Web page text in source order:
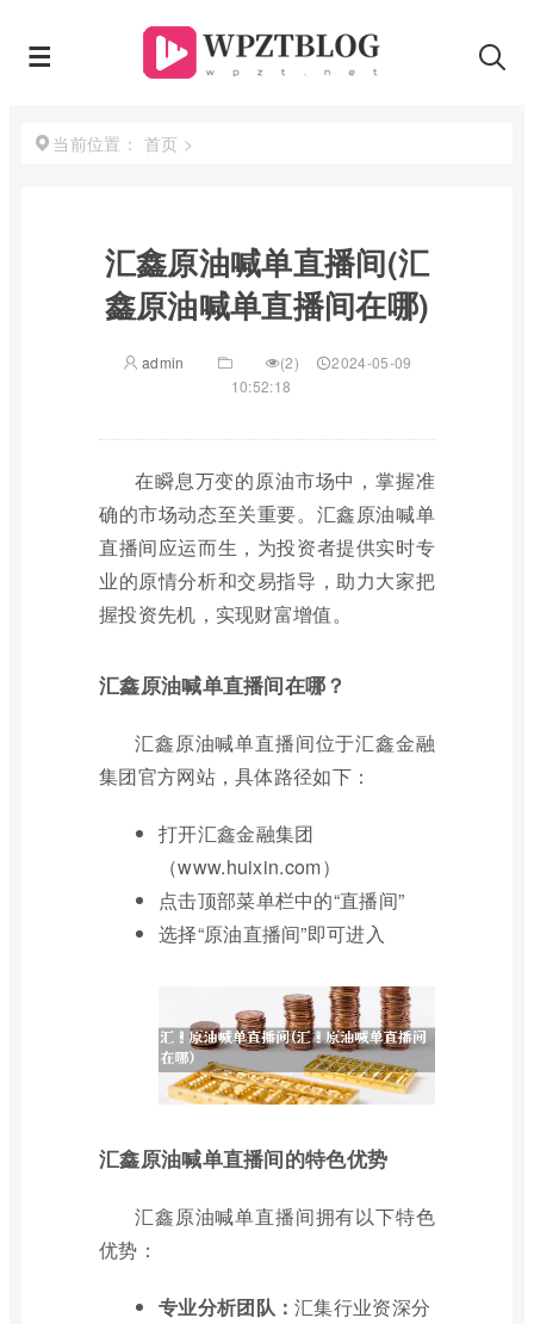
当前位置： 首页 >
汇鑫原油喊单直播间(汇
鑫原油喊单直播间在哪)
admin (2)
2024-05-09
10:52:18
在瞬息万变的原油市场中，掌握准
确的市场动态至关重要。汇鑫原油喊单
直播间应运而生，为投资者提供实时专
业的原情分析和交易指导，助力大家把
握投资先机，实现财富增值。
汇鑫原油喊单直播间在哪？
汇鑫原油喊单直播间位于汇鑫金融
集团官方网站，具体路径如下：
打开汇鑫金融集团
（www.huixin.com）
点击顶部菜单栏中的“直播间”
选择“原油直播间”即可进入
汇鑫原油喊单直播间的特色优势
汇鑫原油喊单直播间拥有以下特色
优势：
专业分析团队：汇集行业资深分